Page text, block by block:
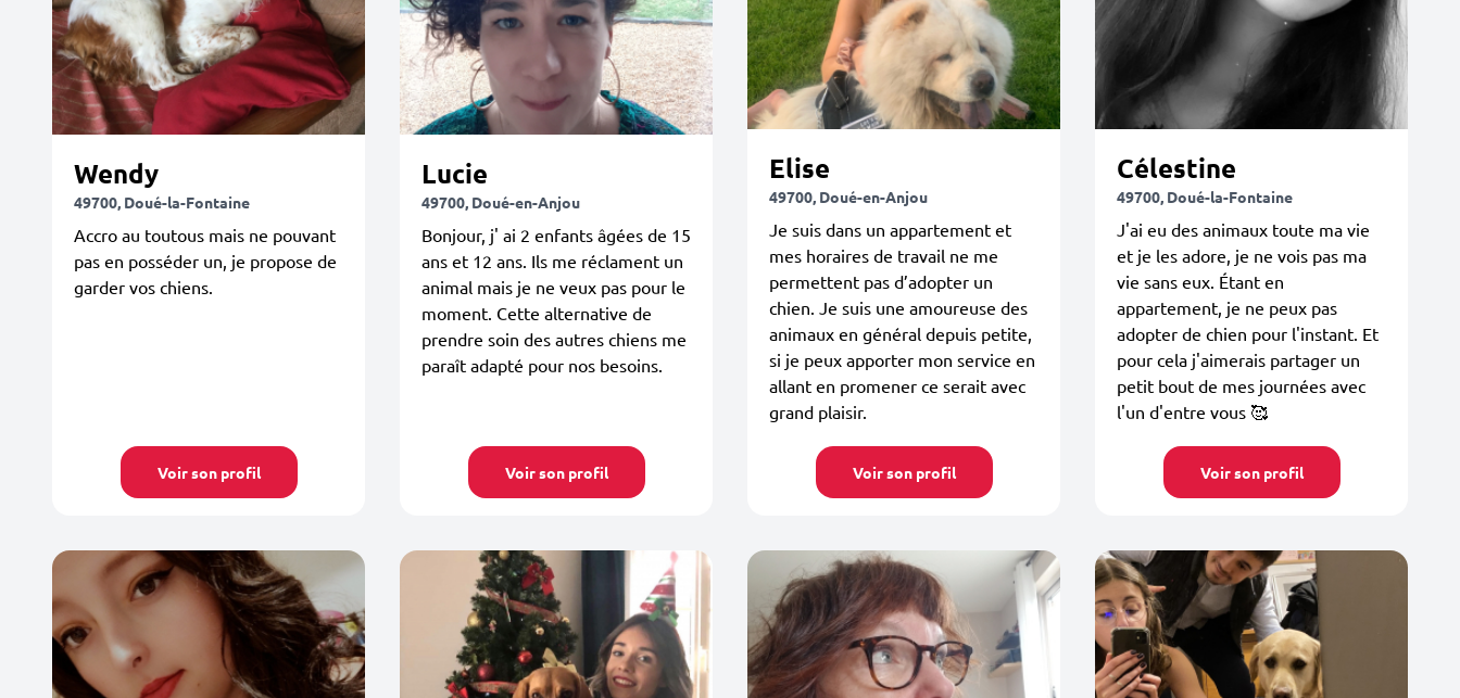
Wendy
49700, Doué-la-Fontaine
Accro au toutous mais ne pouvant
pas en posséder un, je propose de
garder vos chiens.
Voir son profil
Lucie
49700, Doué-en-Anjou
Bonjour, j' ai 2 enfants âgées de 15
ans et 12 ans. Ils me réclament un
animal mais je ne veux pas pour le
moment. Cette alternative de
prendre soin des autres chiens me
paraît adapté pour nos besoins.
Voir son profil
Elise
49700, Doué-en-Anjou
Je suis dans un appartement et
mes horaires de travail ne me
permettent pas d’adopter un
chien. Je suis une amoureuse des
animaux en général depuis petite,
si je peux apporter mon service en
allant en promener ce serait avec
grand plaisir.
Voir son profil
Célestine
49700, Doué-la-Fontaine
J'ai eu des animaux toute ma vie
et je les adore, je ne vois pas ma
vie sans eux. Étant en
appartement, je ne peux pas
adopter de chien pour l'instant. Et
pour cela j'aimerais partager un
petit bout de mes journées avec
l'un d'entre vous 🥰
Voir son profil